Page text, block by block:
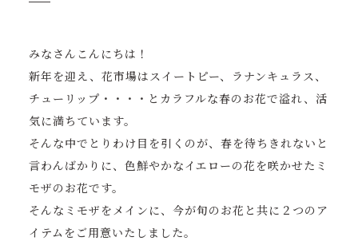
みなさんこんにちは！
新年を迎え、花市場はスイートピー、ラナンキュラス、
チューリップ・・・・とカラフルな春のお花で溢れ、活
気に満ちています。
そんな中でとりわけ目を引くのが、春を待ちきれないと
言わんばかりに、色鮮やかなイエローの花を咲かせたミ
モザのお花です。
そんなミモザをメインに、今が旬のお花と共に２つのア
イテムをご用意いたしました。